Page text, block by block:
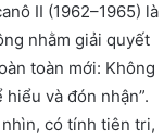
II (1962–1965) là
nhằm giải quyết
toàn mới: Không
và đón nhận”.
có tính tiên tri,